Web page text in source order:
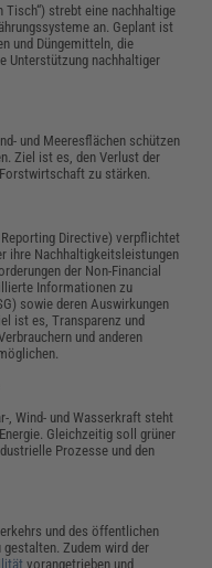
Tisch“) strebt eine nachhaltige
an. Geplant ist
und Düngemitteln, die
Unterstützung nachhaltiger
und Meeresflächen schützen
Ziel ist es, den Verlust der
zu stärken.
Directive) verpflichtet
ihre Nachhaltigkeitsleistungen
der Non-Financial
Informationen zu
sowie deren Auswirkungen
ist es, Transparenz und
und anderen
, Wind- und Wasserkraft steht
Gleichzeitig soll grüner
Prozesse und den
und des öffentlichen
Zudem wird der
vorangetrieben und